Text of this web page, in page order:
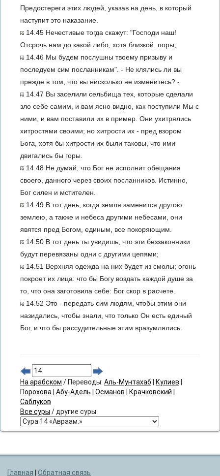
Предостереги этих людей, указав на день, в который
наступит это наказание.
14.45 Нечестивые тогда скажут: "Господи наш!
Отсрочь нам до какой либо, хотя близкой, поры;
14.46 Мы будем послушны твоему призыву и
последуем сим посланникам". - Не клялись ли вы
прежде в том, что вы нисколько не изменитесь? -
14.47 Вы заселили сельбища тех, которые сделали
зло себе самим, и вам ясно видно, как поступили Мы с
ними, и вам поставили их в пример. Они ухитрялись
хитростями своими; но хитрости их - пред взором
Бога, хотя бы хитрости их были таковы, что ими
двигались бы горы.
14.48 Не думай, что Бог не исполнит обещания
своего, данного через своих посланников. Истинно,
Бог силен и мстителен.
14.49 В тот день, когда земля заменится другою
землею, а также и небеса другими небесами, они
явятся пред Богом, единым, все покоряющим.
14.50 В тот день ты увидишь, что эти беззаконники
будут перевязаны одни с другими цепями;
14.51 Верхняя одежда на них будет из смолы; огонь
покроет их лица: что бы Богу воздать каждой душе за
то, что она заготовила себе: Бог скор в расчете.
14.52 Это - передать сим людям, чтобы этим они
назидались, чтобы знали, что только Он есть единый
Бог, и что бы рассудительные этим вразумлялись.
На арабском / Переводы: Аль-Мунтахаб Кулиев
Порохова
Абу-Адель Османов Крачковский
Саблуков
Все суры / другие суры
Главная Обратная связь